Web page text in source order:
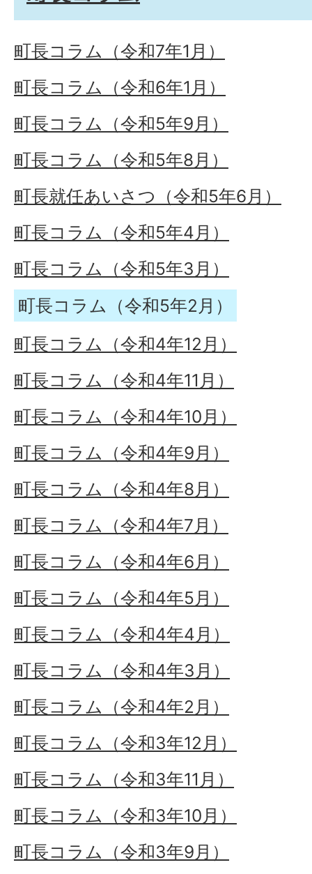
町長コラム（令和7年1月）
町長コラム（令和6年1月）
町長コラム（令和5年9月）
町長コラム（令和5年8月）
町長就任あいさつ（令和5年6月）
町長コラム（令和5年4月）
町長コラム（令和5年3月）
町長コラム（令和5年2月）
町長コラム（令和4年12月）
町長コラム（令和4年11月）
町長コラム（令和4年10月）
町長コラム（令和4年9月）
町長コラム（令和4年8月）
町長コラム（令和4年7月）
町長コラム（令和4年6月）
町長コラム（令和4年5月）
町長コラム（令和4年4月）
町長コラム（令和4年3月）
町長コラム（令和4年2月）
町長コラム（令和3年12月）
町長コラム（令和3年11月）
町長コラム（令和3年10月）
町長コラム（令和3年9月）